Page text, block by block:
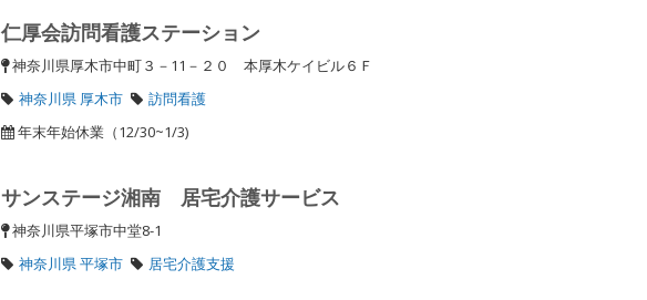
仁厚会訪問看護ステーション
神奈川県厚木市中町３－11－２０ 本厚木ケイビル６Ｆ
神奈川県 厚木市
訪問看護
年末年始休業（12/30~1/3)
サンステージ湘南 居宅介護サービス
神奈川県平塚市中堂8-1
神奈川県 平塚市
居宅介護支援